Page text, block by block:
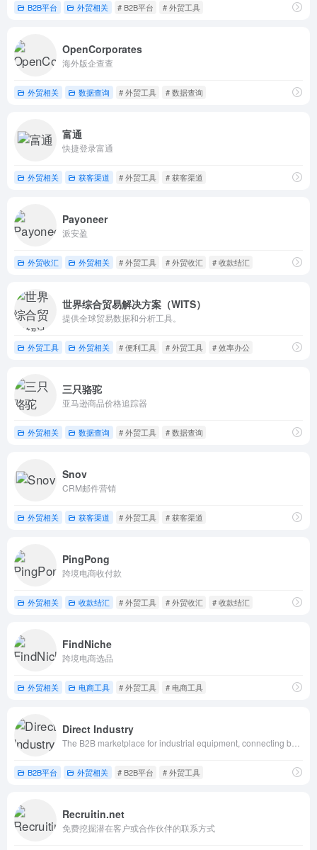
B2B平台 外贸相关 # B2B平台 # 外贸工具
OpenCorporates
海外版企查查
外贸相关 数据查询 # 外贸工具 # 数据查询
富通
快捷登录富通
外贸相关 获客渠道 # 外贸工具 # 获客渠道
Payoneer
派安盈
外贸收汇 外贸相关 # 外贸工具 # 外贸收汇 # 收款结汇
世界综合贸易解决方案（WITS）
提供全球贸易数据和分析工具。
外贸工具 外贸相关 # 便利工具 # 外贸工具 # 效率办公
三只骆驼
亚马逊商品价格追踪器
外贸相关 数据查询 # 外贸工具 # 数据查询
Snov
CRM邮件营销
外贸相关 获客渠道 # 外贸工具 # 获客渠道
PingPong
跨境电商收付款
外贸相关 收款结汇 # 外贸工具 # 外贸收汇 # 收款结汇
FindNiche
跨境电商选品
外贸相关 电商工具 # 外贸工具 # 电商工具
Direct Industry
B2B平台 外贸相关 # B2B平台 # 外贸工具
Recruitin.net
免费挖掘潜在客户或合作伙伴的联系方式